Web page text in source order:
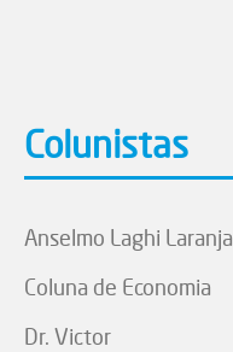
Colunistas
Anselmo Laghi Laranja
Coluna de Economia
Dr. Victor